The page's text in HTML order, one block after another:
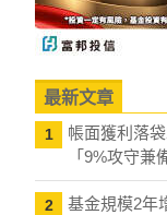
最新文章
1
帳面獲利落
「9%攻守兼
2
基金規模2年